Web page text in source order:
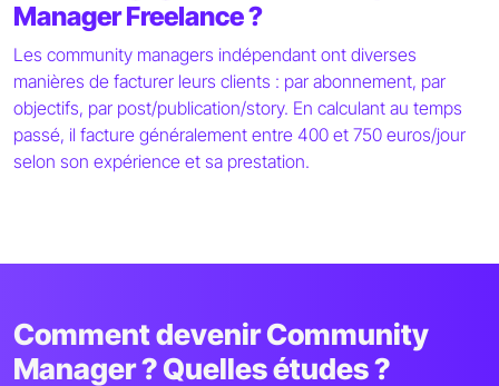
Manager Freelance ?
Les community managers indépendant ont diverses
manières de facturer leurs clients : par abonnement, par
objectifs, par post/publication/story. En calculant au temps
passé, il facture généralement entre 400 et 750 euros/jour
selon son expérience et sa prestation.
Comment devenir Community
Manager ? Quelles études ?